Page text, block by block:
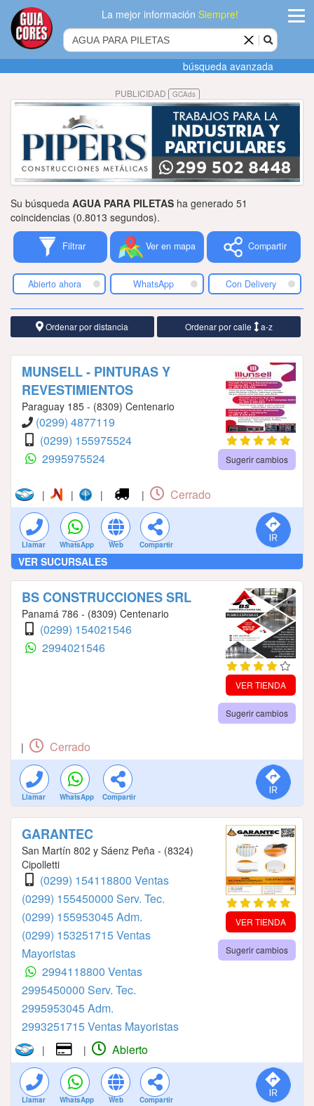
La mejor informaciónSiempre!
Agregar
empresa
Actualizar
datos
Publicidad
Tiendacores
Contactenos
búsqueda avanzada
PUBLICIDAD GCAds
Su búsqueda AGUA PARA PILETAS ha generado 51
coincidencias (0.8013 segundos).
Filtrar Ver en mapa Compartir
Abierto ahora WhatsApp Con Delivery
Ordenar por distancia Ordenar por calle a-z
MUNSELL - PINTURAS Y
REVESTIMIENTOS
Paraguay 185 - (8309) Centenario
(0299) 4877119
(0299) 155975524
2995975524
Sugerir cambios
| | | | Cerrado
Llamar WhatsApp Web Compartir
VER SUCURSALES
BS CONSTRUCCIONES SRL
Panamá 786 - (8309) Centenario
(0299) 154021546
2994021546
VER TIENDA
Sugerir cambios
| Cerrado
Llamar WhatsApp Compartir
GARANTEC
San Martín 802 y Sáenz Peña - (8324)
Cipolletti
(0299) 154118800 Ventas
(0299) 155450000 Serv. Tec.
(0299) 155953045 Adm.
(0299) 153251715 Ventas
Mayoristas
2994118800 Ventas
2995450000 Serv. Tec.
2995953045 Adm.
2993251715 Ventas Mayoristas
VER TIENDA
Sugerir cambios
| | Abierto
Llamar WhatsApp Web Compartir